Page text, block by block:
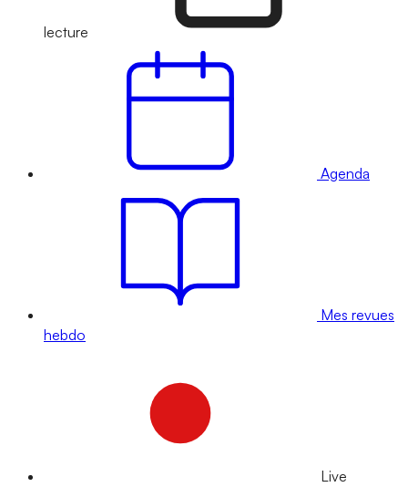
lecture
Agenda
Mes revues
hebdo
Live